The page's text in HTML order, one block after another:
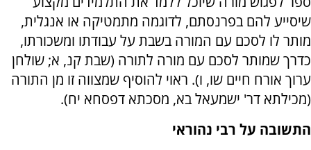
שיסייע להם בפרנסתם, לדוגמה מתמטיקה או אנגלית,
מותר לו לסכם עם המורה בשבת על עבודתו ומשכורתו,
כדרך שמותר לסכם עם מורה לתורה (שבת קנ, א; שולחן
ערוך אורח חיים שו, ו). ראוי להוסיף שמצווה זו מן התורה
(מכילתא דר' ישמעאל בא, מסכתא דפסחא יח).
התשובה על רבי נהוראי